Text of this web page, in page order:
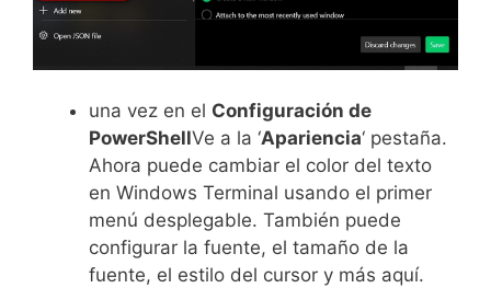
una vez en el Configuración de
PowerShellVe a la ‘Apariencia‘ pestaña.
Ahora puede cambiar el color del texto
en Windows Terminal usando el primer
menú desplegable. También puede
configurar la fuente, el tamaño de la
fuente, el estilo del cursor y más aquí.